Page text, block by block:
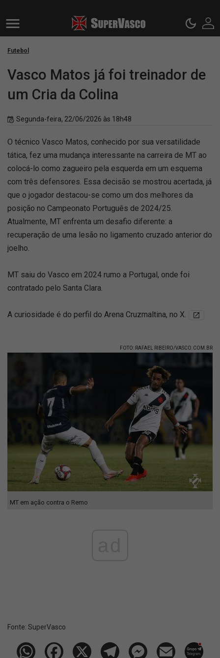
Futebol
Vasco Matos já foi treinador de
um Cria da Colina
Segunda-feira, 22/06/2026 às 18h48
O técnico Vasco Matos, conhecido por sua versatilidade
tática, fez uma mudança interessante na carreira de MT ao
colocá-lo como zagueiro pela esquerda em um esquema
com três defensores. Essa decisão se mostrou acertada, já
que o jogador destacou-se como um dos melhores da
posição no Campeonato Português de 2024/25.
Atualmente, MT enfrenta um desafio diferente: a
recuperação de uma lesão no ligamento cruzado anterior do
joelho.
MT saiu do Vasco em 2024 rumo a Portugal, onde foi
contratado pelo Santa Clara.
A curiosidade é do perfil do Arena Cruzmaltina, no X.
FOTO: RAFAEL RIBEIRO/VASCO.COM.BR
MT em ação contra o Remo
Fonte: SuperVasco‎‎‎‎‎‎